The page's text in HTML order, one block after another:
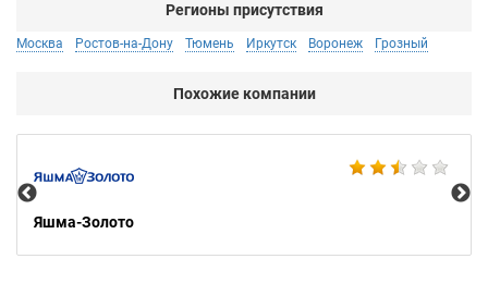
Регионы присутствия
Москва Ростов-на-Дону Тюмень Иркутск Воронеж Грозный
Похожие компании
Яшма-Золото